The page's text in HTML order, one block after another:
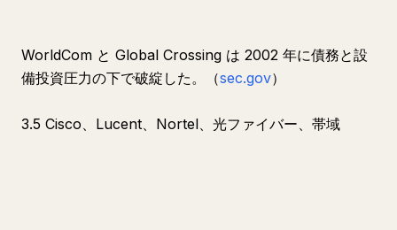
WorldCom と Global Crossing は 2002 年に債務と設
備投資圧力の下で破綻した。（sec.gov）
3.5 Cisco、Lucent、Nortel、光ファイバー、帯域